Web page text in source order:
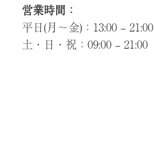
営業時間：
平日(月～金)：13:00 – 21:00
土・日・祝：09:00 – 21:00